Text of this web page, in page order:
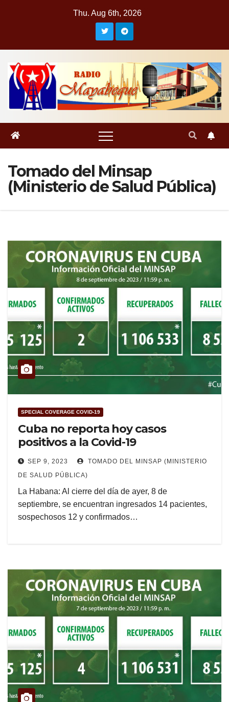
Thu. Aug 6th, 2026
Tomado del Minsap
(Ministerio de Salud Pública)
SPECIAL COVERAGE COVID-19
Cuba no reporta hoy casos
positivos a la Covid-19
SEP 9, 2023
TOMADO DEL MINSAP (MINISTERIO
DE SALUD PÚBLICA)
La Habana: Al cierre del día de ayer, 8 de
septiembre, se encuentran ingresados 14 pacientes,
sospechosos 12 y confirmados…